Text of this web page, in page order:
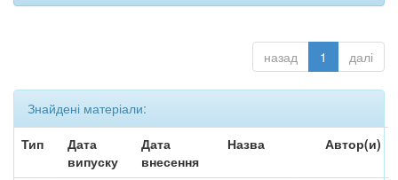
назад 1 далі
Знайдені матеріали:
Тип
Дата
випуску
Дата
внесення
Назва Автор(и)